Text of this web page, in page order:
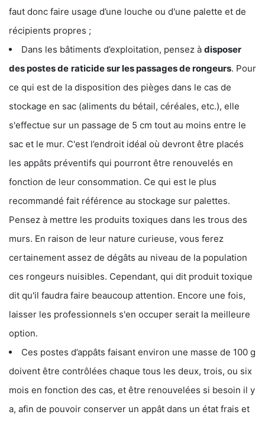
faut donc faire usage d’une louche ou d'une palette et de
récipients propres ;
Dans les bâtiments d’exploitation, pensez à disposer
des postes de raticide sur les passages de rongeurs. Pour
ce qui est de la disposition des pièges dans le cas de
stockage en sac (aliments du bétail, céréales, etc.), elle
s'effectue sur un passage de 5 cm tout au moins entre le
sac et le mur. C'est l’endroit idéal où devront être placés
les appâts préventifs qui pourront être renouvelés en
fonction de leur consommation. Ce qui est le plus
recommandé fait référence au stockage sur palettes.
Pensez à mettre les produits toxiques dans les trous des
murs. En raison de leur nature curieuse, vous ferez
certainement assez de dégâts au niveau de la population
ces rongeurs nuisibles. Cependant, qui dit produit toxique
dit qu'il faudra faire beaucoup attention. Encore une fois,
laisser les professionnels s'en occuper serait la meilleure
option.
Ces postes d’appâts faisant environ une masse de 100 g
doivent être contrôlées chaque tous les deux, trois, ou six
mois en fonction des cas, et être renouvelées si besoin il y
a, afin de pouvoir conserver un appât dans un état frais et